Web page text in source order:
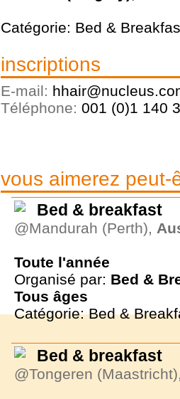
Catégorie: Bed &
inscriptions
E-mail:
Téléphone: 001 (0)1 140
vous aimerez peut-
Bed & breakfast
@Mandurah (Perth),
Toute l'année
Organisé par: Bed &
Tous âges
Catégorie: Bed &
Bed & breakfast
@Tongeren